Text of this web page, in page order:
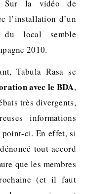
Sur la vidéo de
l’installation d’un
du local semble
2010.
Tabula Rasa se
avec le BDA,
très divergents,
informations
point-ci. En effet, si
tout accord
que les membres
(et il faut